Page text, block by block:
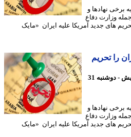
نهادها و
دفاع
جدید آمریکا علیه ایران «مایک
تحریم
72 ماه پیش - دوشنبه 31
نهادها و
دفاع
جدید آمریکا علیه ایران «مایک